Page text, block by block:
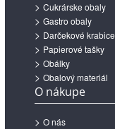
Cukrárske obaly
Gastro obaly
Darčekové krabice
Papierové tašky
Obálky
Obalový materiál
O nákupe
O nás